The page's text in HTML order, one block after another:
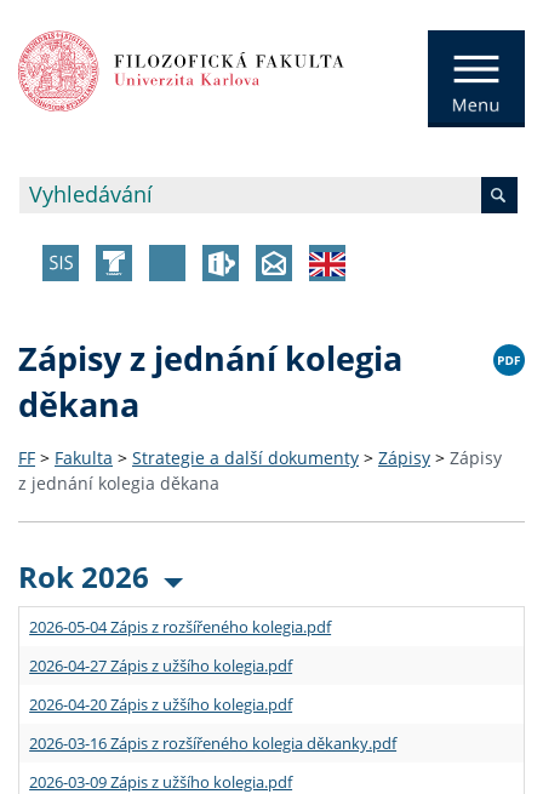
Zápisy z jednání kolegia
děkana
FF > Fakulta > Strategie a další dokumenty > Zápisy > Zápisy
z jednání kolegia děkana
Rok 2026
2026-05-04 Zápis z rozšířeného kolegia.pdf
2026-04-27 Zápis z užšího kolegia.pdf
2026-04-20 Zápis z užšího kolegia.pdf
2026-03-16 Zápis z rozšířeného kolegia děkanky.pdf
2026-03-09 Zápis z užšího kolegia.pdf